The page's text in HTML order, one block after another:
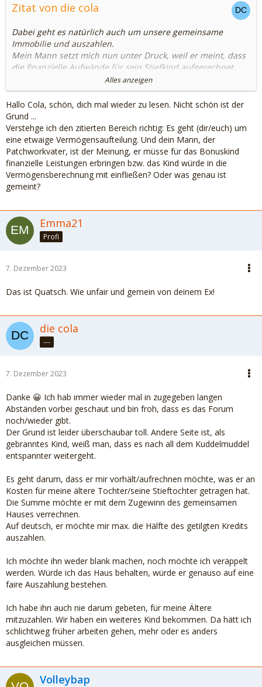
Zitat von die cola
Dabei geht es natürlich auch um unsere gemeinsame
Immobilie und auszahlen.
Mein Mann setzt mich nun unter Druck, weil er meint, dass
die finanzielle Aufwände für sein Stiefkind aufgerechnet
und mir in Rechnung gestellt werden.
Eigentlich bin ich mir recht sicher, dass es Quatsch und nur
ein Druckmittel ist, aber so nen Rest Fragezeichen steht bei
mir.
Danke,
cola
Alles anzeigen
Hallo Cola, schön, dich mal wieder zu lesen. Nicht schön ist der
Grund ...
Verstehge ich den zitierten Bereich richtig: Es geht (dir/euch) um
eine etwaige Vermögensaufteilung. Und dein Mann, der
Patchworkvater, ist der Meinung, er müsse für das Bonuskind
finanzielle Leistungen erbringen bzw. das Kind würde in die
Vermögensberechnung mit einfließen? Oder was genau ist
gemeint?
Emma21
Profi
7. Dezember 2023
Das ist Quatsch. Wie unfair und gemein von deinem Ex!
die cola
---
7. Dezember 2023
Danke 😀 Ich hab immer wieder mal in zugegeben langen
Abständen vorbei geschaut und bin froh, dass es das Forum
noch/wieder gibt.
Der Grund ist leider überschaubar toll. Andere Seite ist, als
gebranntes Kind, weiß man, dass es nach all dem Kuddelmuddel
entspannter weitergeht.
Es geht darum, dass er mir vorhält/aufrechnen möchte, was er an
Kosten für meine ältere Tochter/seine Stieftochter getragen hat.
Die Summe möchte er mit dem Zugewinn des gemeinsamen
Hauses verrechnen.
Auf deutsch, er möchte mir max. die Hälfte des getilgten Kredits
auszahlen.
Ich möchte ihn weder blank machen, noch möchte ich veräppelt
werden. Würde ich das Haus behalten, würde er genauso auf eine
faire Auszahlung bestehen.
Ich habe ihn auch nie darum gebeten, für meine Ältere
mitzuzahlen. Wir haben ein weiteres Kind bekommen. Da hätt ich
schlichtweg früher arbeiten gehen, mehr oder es anders
ausgleichen müssen.
Volleybap